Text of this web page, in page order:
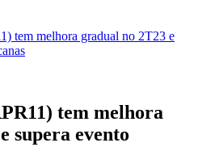
tem melhora gradual no 2T23 e
tem melhora
supera evento